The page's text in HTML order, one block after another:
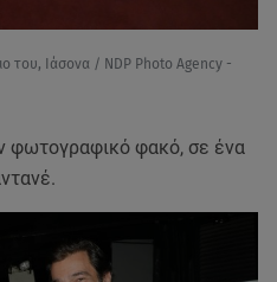
του, Ιάσονα / NDP Photo Agency -
φωτογραφικό φακό, σε ένα